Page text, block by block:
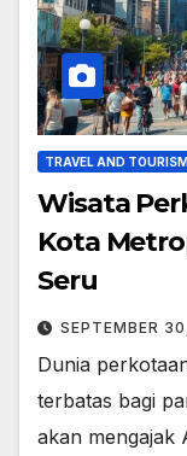
TRAVEL AND
Wisata
Kota
Seru
SEPTEMBER
Dunia
terbatas bagi
akan mengajak